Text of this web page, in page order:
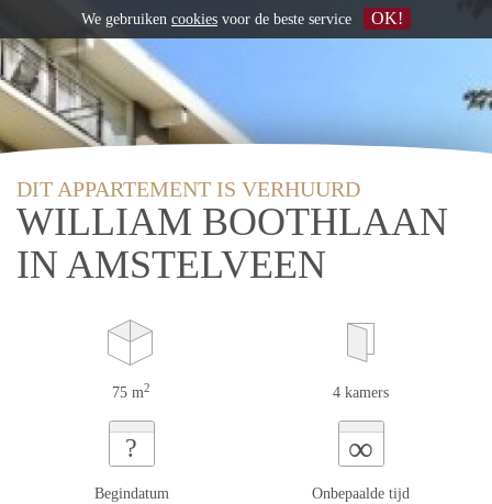
DIT APPARTEMENT IS VERHUURD
WILLIAM BOOTHLAAN
IN AMSTELVEEN
75 m2 4 kamers
?
Begindatum
∞
Onbepaalde tijd
We gebruiken cookies voor de beste service OK!